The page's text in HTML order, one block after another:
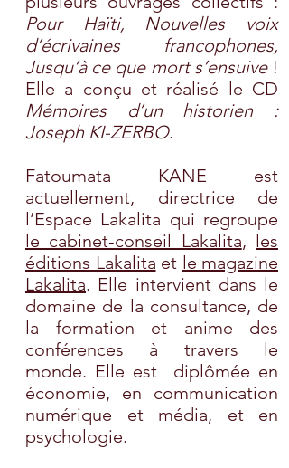
Pour Haïti, Nouvelles voix
d’écrivaines francophones,
Jusqu’à ce que mort s’ensuive!
Elle a conçu et réalisé le CD
Mémoires d’un historien :
Joseph KI-ZERBO.
Fatoumata KANE est
actuellement, directrice de
l’Espace Lakalita qui regroupe
le cabinet-conseil Lakalita, les
éditions Lakalita et le magazine
Lakalita. Elle intervient dans le
domaine de la consultance, de
la formation et anime des
conférences à travers le
monde. Elle est diplômée en
économie, en communication
numérique et média, et en
psychologie.